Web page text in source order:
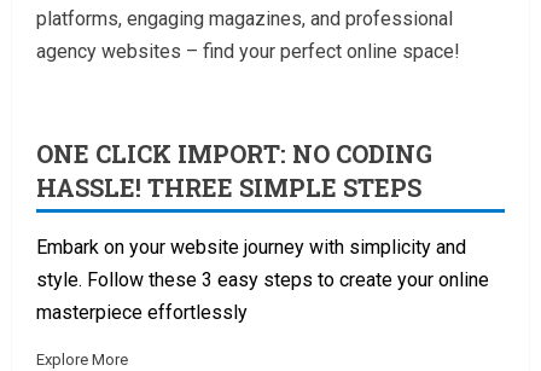
platforms, engaging magazines, and professional
agency websites – find your perfect online space!
ONE CLICK IMPORT: NO CODING
HASSLE! THREE SIMPLE STEPS
Embark on your website journey with simplicity and
style. Follow these 3 easy steps to create your online
masterpiece effortlessly
Explore More